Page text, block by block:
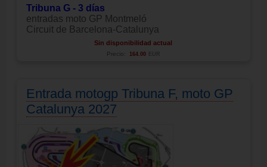
Tribuna G - 3 días
entradas moto GP Montmeló
Circuit de Barcelona-Catalunya
Sin disponibilidad actual
Precio: 164.00 EUR
Entrada motogp Tribuna F, moto GP
Catalunya 2027